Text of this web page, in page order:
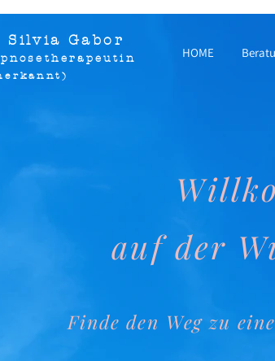
Silvia Gabor
HOME
auf der
Finde den Weg zu